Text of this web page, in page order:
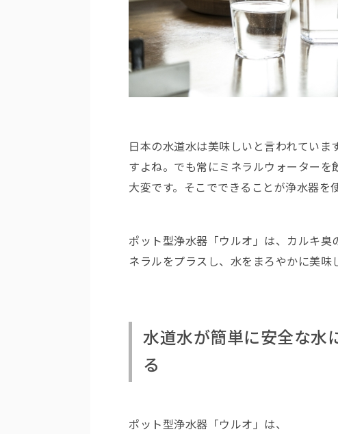
日本の水道水は美味しいと言われてい
すよね。でも常にミネラルウォーター
大変です。そこでできることが浄水器を
ポット型浄水器「ウルオ」は、カルキ臭
ネラルをプラスし、水をまろやかに美味
水道水が簡単に安全な水
る
ポット型浄水器「ウルオ」は、